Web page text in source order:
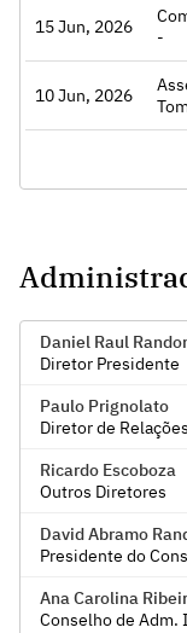
15 Jun, 2026
-
10 Jun, 2026
Tomada
Daniel Raul
Diretor Presidente
Paulo Prignolato
Diretor de
Ricardo Escoboza
Outros Diretores
David Abramo
Presidente do
Ana Carolina
Conselho de